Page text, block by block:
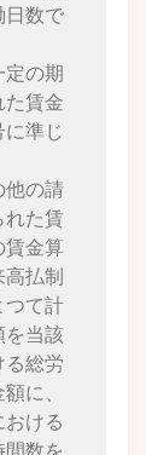
日数で
の期
た賃金
準じ
他の請
れた賃
賃金算
払制
つて計
を当該
る総労
に、
ける